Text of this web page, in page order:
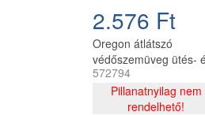
2.576 Ft
Oregon átlátszó
védőszemüveg ütés-
UV védelemmel
572794
Pillanatnyilag nem
rendelhető!